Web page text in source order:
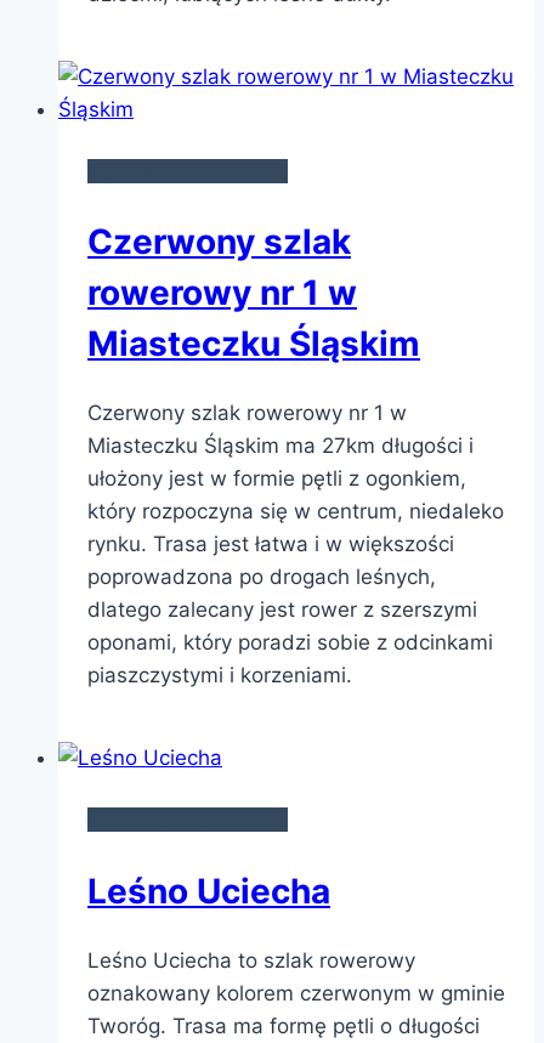
Czerwony szlak
rowerowy nr 1 w
Miasteczku Śląskim
Czerwony szlak rowerowy nr 1 w
Miasteczku Śląskim ma 27km długości i
ułożony jest w formie pętli z ogonkiem,
który rozpoczyna się w centrum, niedaleko
rynku. Trasa jest łatwa i w większości
poprowadzona po drogach leśnych,
dlatego zalecany jest rower z szerszymi
oponami, który poradzi sobie z odcinkami
piaszczystymi i korzeniami.
Leśno Uciecha
Leśno Uciecha to szlak rowerowy
oznakowany kolorem czerwonym w gminie
Tworóg. Trasa ma formę pętli o długości